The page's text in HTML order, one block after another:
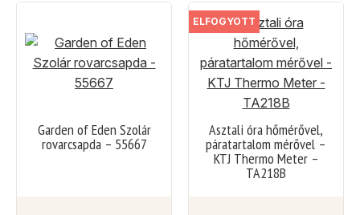
Garden of Eden Szolár
rovarcsapda – 55667
ELFOGYOTT
Asztali óra hőmérővel,
páratartalom mérővel –
KTJ Thermo Meter –
TA218B